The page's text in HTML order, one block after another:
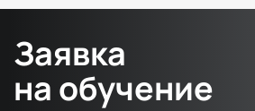
Заявка
на обучение